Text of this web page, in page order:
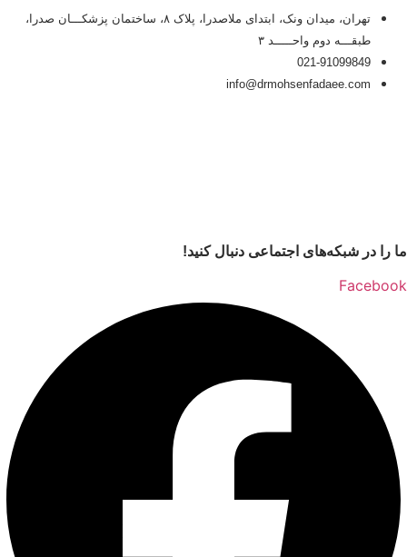
تهران، میدان ونک، ابتدای ملاصدرا، پلاک ۸، ساختمان پزشکـــان صدرا،
طبقـــه دوم واحـــــد ۳
021-91099849
info@drmohsenfadaee.com
ما را در شبکه‌های اجتماعی دنبال کنید!
Facebook